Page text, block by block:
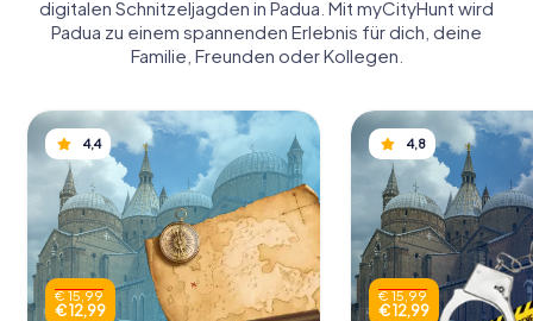
digitalen Schnitzeljagden in Padua. Mit myCityHunt wird
Padua zu einem spannenden Erlebnis für dich, deine
Familie, Freunden oder Kollegen.
4,4
€ 15,99
€ 12,99
4,8
€ 15,99
€ 12,99